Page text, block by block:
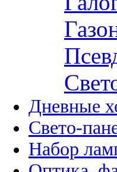
Дневные
Свето-
Набор